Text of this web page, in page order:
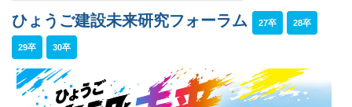
ひょうご建設未来研究フォーラム 27卒 28卒
29卒 30卒